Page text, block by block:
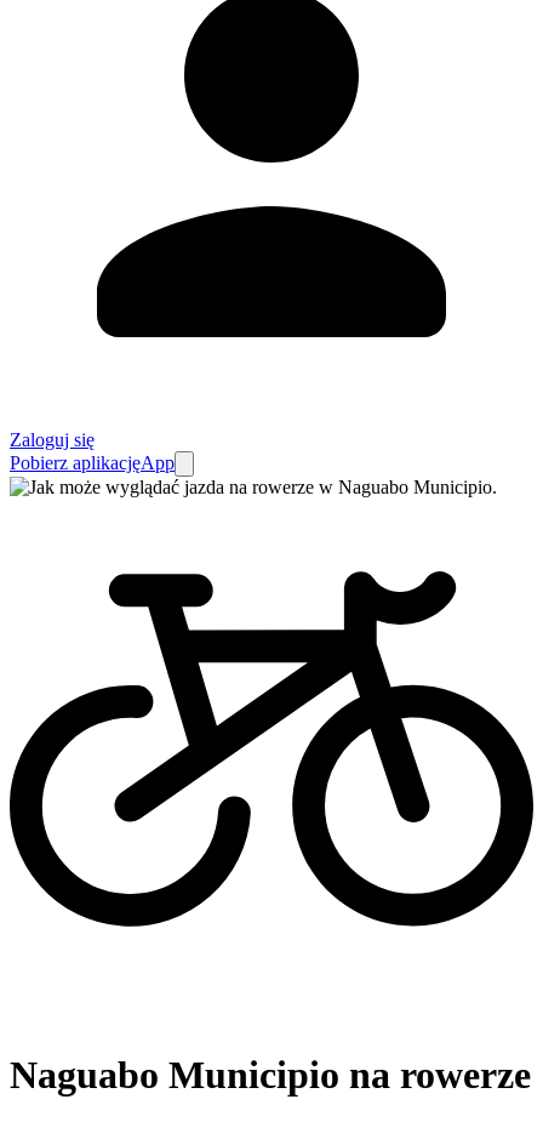
Zaloguj się
Pobierz aplikacjęApp
Naguabo Municipio na rowerze